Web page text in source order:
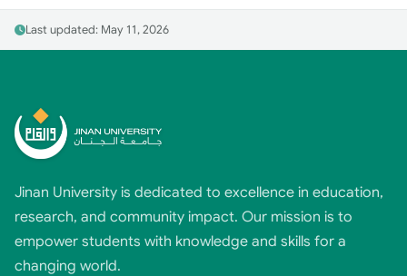
Last updated: May 11, 2026
Jinan University is dedicated to excellence in education,
research, and community impact. Our mission is to
empower students with knowledge and skills for a
changing world.